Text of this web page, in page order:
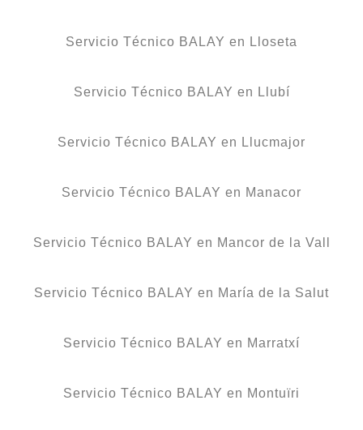
Servicio Técnico BALAY en Lloseta
Servicio Técnico BALAY en Llubí
Servicio Técnico BALAY en Llucmajor
Servicio Técnico BALAY en Manacor
Servicio Técnico BALAY en Mancor de la Vall
Servicio Técnico BALAY en María de la Salut
Servicio Técnico BALAY en Marratxí
Servicio Técnico BALAY en Montuïri